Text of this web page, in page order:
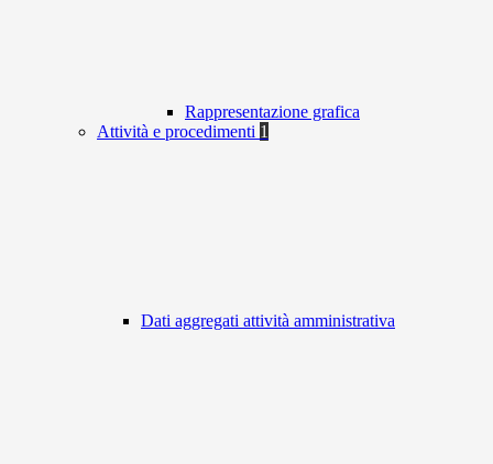
Rappresentazione grafica
Attività e procedimenti 1
Dati aggregati attività amministrativa